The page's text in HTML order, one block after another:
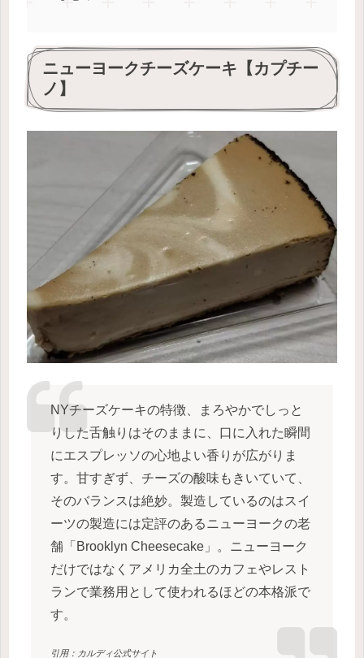
ニューヨークチーズケーキ【カプチー
ノ】
NYチーズケーキの特徴、まろやかでしっと
りした舌触りはそのままに、口に入れた瞬間
にエスプレッソの心地よい香りが広がりま
す。甘すぎず、チーズの酸味もきいていて、
そのバランスは絶妙。製造しているのはスイ
ーツの製造には定評のあるニューヨークの老
舗「Brooklyn Cheesecake」。ニューヨーク
だけではなくアメリカ全土のカフェやレスト
ランで業務用として使われるほどの本格派で
す。
引用：カルディ公式サイト